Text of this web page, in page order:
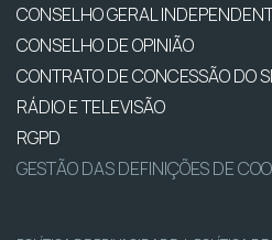
CONSELHO GERAL
CONSELHO DE OPINIÃO
CONTRATO DE CONCESSÃO DO
RÁDIO E TELEVISÃO
RGPD
GESTÃO DAS DEFINIÇÕES DE